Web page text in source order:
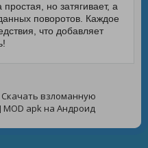
но затягивает, а
поворотов. Каждое
что добавляет
Скачать взломанную
apk на Андроид